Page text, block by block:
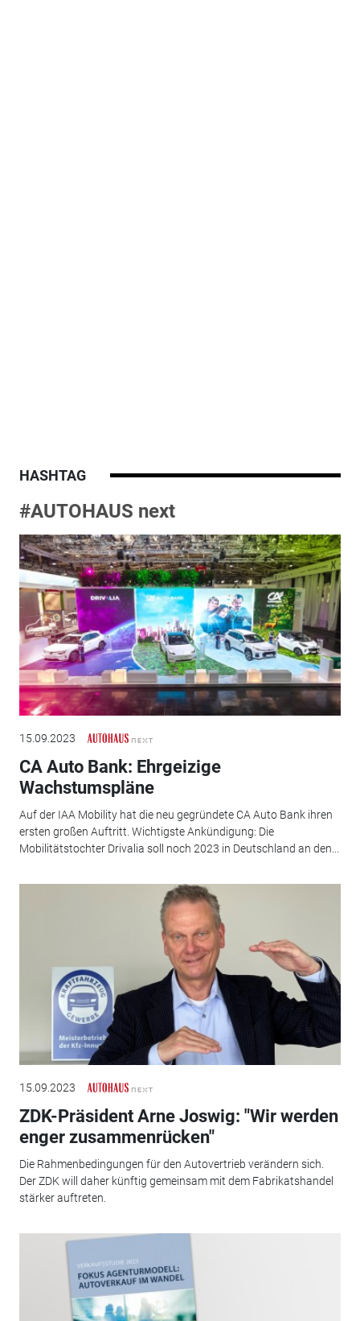
HASHTAG
#AUTOHAUS next
15.09.2023
CA Auto Bank: Ehrgeizige
Wachstumspläne
Auf der IAA Mobility hat die neu gegründete CA Auto Bank ihren
ersten großen Auftritt. Wichtigste Ankündigung: Die
Mobilitätstochter Drivalia soll noch 2023 in Deutschland an den...
15.09.2023
ZDK-Präsident Arne Joswig: "Wir werden
enger zusammenrücken"
Die Rahmenbedingungen für den Autovertrieb verändern sich.
Der ZDK will daher künftig gemeinsam mit dem Fabrikatshandel
stärker auftreten.